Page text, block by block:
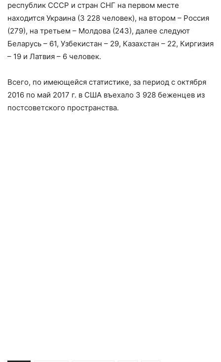
республик СССР и стран СНГ на первом месте
находится Украина (3 228 человек), на втором – Россия
(279), на третьем – Молдова (243), далее следуют
Беларусь – 61, Узбекистан – 29, Казахстан – 22, Киргизия
– 19 и Латвия – 6 человек.
Всего, по имеющейся статистике, за период с октября
2016 по май 2017 г. в США въехало 3 928 беженцев из
постсоветского пространства.